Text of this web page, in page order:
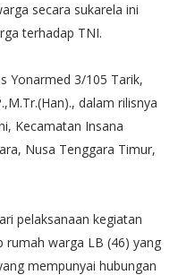
secara sukarela ini
terhadap TNI.
Yonarmed 3/105 Tarik,
dalam rilisnya
Kecamatan Insana
Nusa Tenggara Timur,
pelaksanaan kegiatan
warga LB (46) yang
mempunyai hubungan